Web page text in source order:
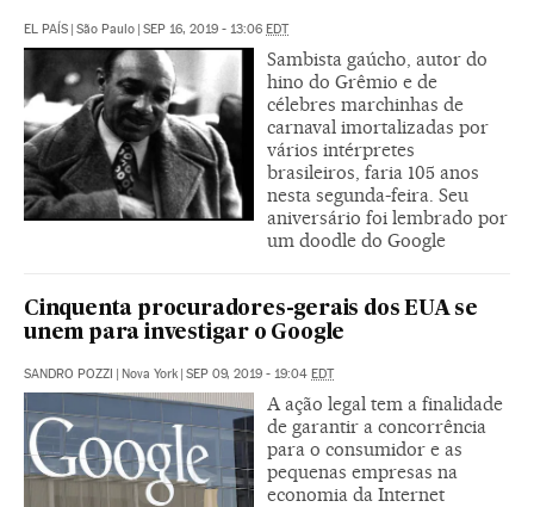
EL PAÍS | São Paulo | SEP 16, 2019 - 13:06 EDT
Sambista gaúcho, autor do
hino do Grêmio e de
célebres marchinhas de
carnaval imortalizadas por
vários intérpretes
brasileiros, faria 105 anos
nesta segunda-feira. Seu
aniversário foi lembrado por
um doodle do Google
Cinquenta procuradores-gerais dos EUA se
unem para investigar o Google
SANDRO POZZI | Nova York | SEP 09, 2019 - 19:04 EDT
A ação legal tem a finalidade
de garantir a concorrência
para o consumidor e as
pequenas empresas na
economia da Internet